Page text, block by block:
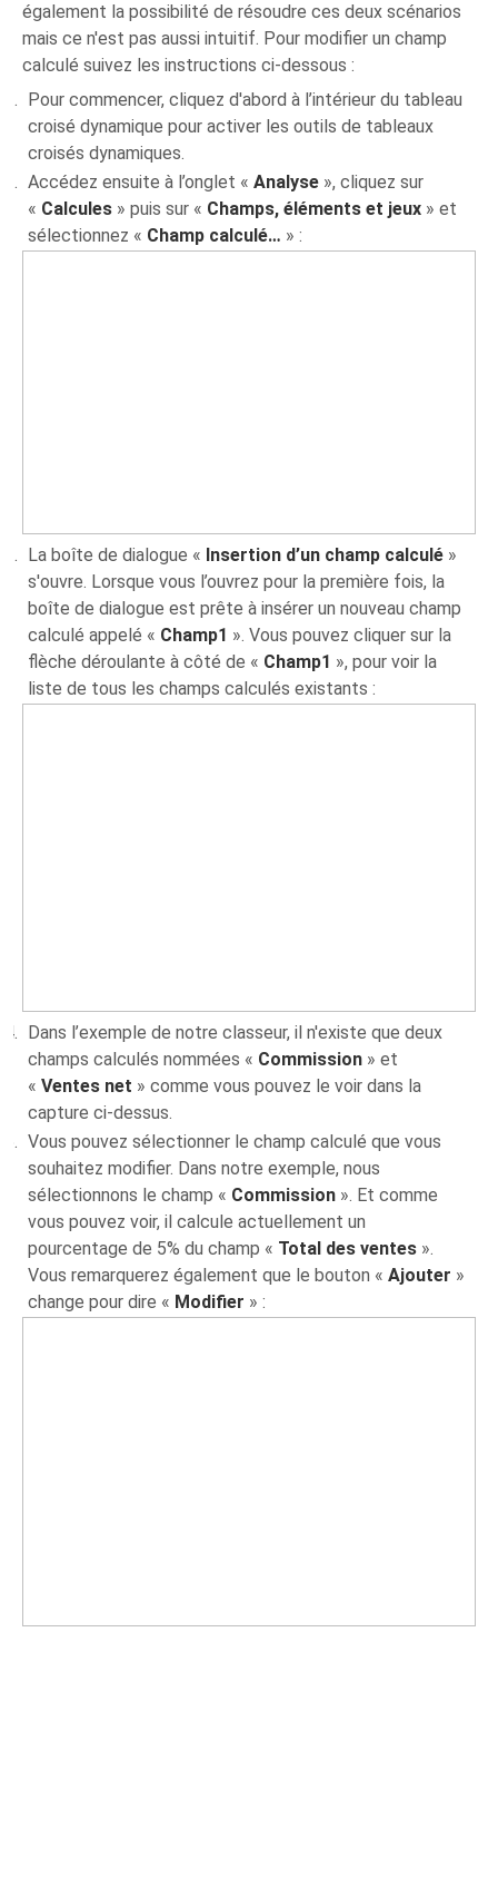
également la possibilité de résoudre ces deux scénarios
mais ce n'est pas aussi intuitif. Pour modifier un champ
calculé suivez les instructions ci-dessous :
Pour commencer, cliquez d'abord à l’intérieur du tableau
croisé dynamique pour activer les outils de tableaux
croisés dynamiques.
Accédez ensuite à l’onglet «Analyse », cliquez sur
« Calcules » puis sur « Champs, éléments et jeux » et
sélectionnez « Champ calculé… » :
La boîte de dialogue « Insertion d’un champ calculé »
s'ouvre. Lorsque vous l’ouvrez pour la première fois, la
boîte de dialogue est prête à insérer un nouveau champ
calculé appelé « Champ1 ». Vous pouvez cliquer sur la
flèche déroulante à côté de « Champ1 », pour voir la
liste de tous les champs calculés existants :
Dans l’exemple de notre classeur, il n'existe que deux
champs calculés nommées « Commission » et
«Ventes net » comme vous pouvez le voir dans la
capture ci-dessus.
Vous pouvez sélectionner le champ calculé que vous
souhaitez modifier. Dans notre exemple, nous
sélectionnons le champ « Commission ». Et comme
vous pouvez voir, il calcule actuellement un
pourcentage de 5% du champ « Total des ventes ».
Vous remarquerez également que le bouton «Ajouter »
change pour dire « Modifier » :